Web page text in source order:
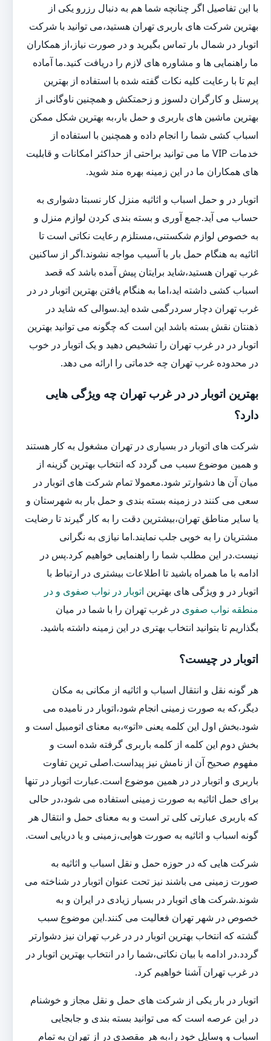
با این تفاصیل اگر چنانچه شما هم به دنبال رزرو یکی از
بهترین شرکت های باربری تهران هستید،می توانید با شرکت
اتوبار در شمال بار تماس بگیرید و در صورت نیاز،از همکاران
ما راهنمایی ها و مشاوره های لازم را دریافت کنید.ما آماده
ایم تا با رعایت کلیه نکات گفته شده با استفاده از بهترین
پرسنل و کارگران دلسوز و زحمتکش و همچنین ناوگانی از
بهترین ماشین های باربری و حمل بار،به بهترین شکل ممکن
اسباب کشی شما را انجام داده و همچنین با استفاده از
خدمات VIP ما می توانید براحتی از حداکثر امکانات و قابلیت
های همکاران ما در این زمینه بهره مند شوید.
اتوبار در و حمل اسباب و اثاثیه منزل کار نسبتا دشواری به
حساب می آید.جمع آوری و بسته بندی کردن لوازم منزل و
به خصوص لوازم شکستنی،مستلزم رعایت نکاتی است تا
اثاثیه به هنگام حمل بار با آسیب مواجه نشوند.اگر از ساکنین
غرب تهران هستید،شاید برایتان پیش آمده باشد که قصد
اسباب کشی داشته اید،اما به هنگام یافتن بهترین اتوبار در در
غرب تهران دچار سردرگمی شده اید.سوالی که شاید در
ذهنتان نقش بسته باشد این است که چگونه می توانید بهترین
اتوبار در در غرب تهران را تشخیص دهید و یک اتوبار در خوب
در محدوده غرب تهران چه خدماتی را ارائه می دهد.
بهترین اتوبار در در غرب تهران چه ویژگی هایی
دارد؟
شرکت های اتوبار در بسیاری در تهران مشغول به کار هستند
و همین موضوع سبب می گردد که انتخاب بهترین گزینه از
میان آن ها دشوارتر شود.معمولا تمام شرکت های اتوبار در
سعی می کنند در زمینه بسته بندی و حمل بار به شهرستان و
یا سایر مناطق تهران،بیشترین دقت را به کار گیرند تا رضایت
مشتریان را به خوبی جلب نمایند.اما نیازی به نگرانی
نیست.در این مطلب شما را راهنمایی خواهیم کرد.پس در
ادامه با ما همراه باشید تا اطلاعات بیشتری در ارتباط با
اتوبار در و ویژگی های بهترین اتوبار در نواب صفوی و در
منطقه نواب صفوی در غرب تهران را با شما در میان
بگذاریم تا بتوانید انتخاب بهتری در این زمینه داشته باشید.
اتوبار در چیست؟
هر گونه نقل و انتقال اسباب و اثاثیه از مکانی به مکان
دیگر،که به صورت زمینی انجام شود،اتوبار در نامیده می
شود.بخش اول این کلمه یعنی «اتو»،به معنای اتومبیل است و
بخش دوم این کلمه از کلمه باربری گرفته شده است و
مفهوم صحیح آن از نامش نیز پیداست.اصلی ترین تفاوت
باربری و اتوبار در در همین موضوع است.عبارت اتوبار در تنها
برای حمل اثاثیه به صورت زمینی استفاده می شود،در حالی
که باربری عبارتی کلی تر است و به معنای حمل و انتقال هر
گونه اسباب و اثاثیه به صورت هوایی،زمینی و یا دریایی است.
شرکت هایی که در حوزه حمل و نقل اسباب و اثاثیه به
صورت زمینی می باشند نیز تحت عنوان اتوبار در شناخته می
شوند.شرکت های اتوبار در بسیار زیادی در ایران و به
خصوص در شهر تهران فعالیت می کنند.این موضوع سبب
گشته که انتخاب بهترین اتوبار در در غرب تهران نیز دشوارتر
گردد.در ادامه با بیان نکاتی،شما را در انتخاب بهترین اتوبار در
در غرب تهران آشنا خواهیم کرد.
اتوبار در بار یکی از شرکت های حمل و نقل مجاز و خوشنام
در این عرصه است که می توانید بسته بندی و جابجایی
اسباب و وسایل خود را،به هر مقصدی در از تهران به تمام